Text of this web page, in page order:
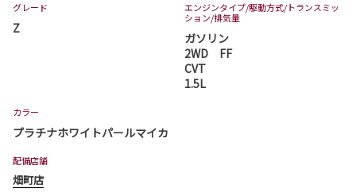
グレード
Z
エンジンタイプ/駆動方式/トランスミッ
ション/排気量
ガソリン
2WD FF
CVT
1.5L
カラー
プラチナホワイトパールマイカ
配備店舗
畑町店